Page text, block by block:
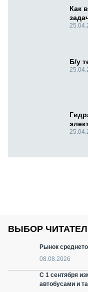
Как
Б/у
ВЫБОР
Рынок
08.08.2026
С 1 сентября
автобусами и